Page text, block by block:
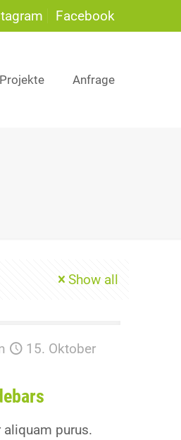
Facebook
Projekte Anfrage
Show all
15. Oktober
purus.